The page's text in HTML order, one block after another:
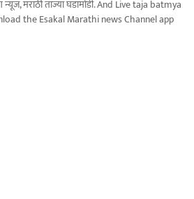
न्यूज, मराठी ताज्या घडामोडी. And Live taja batmya
the Esakal Marathi news Channel app